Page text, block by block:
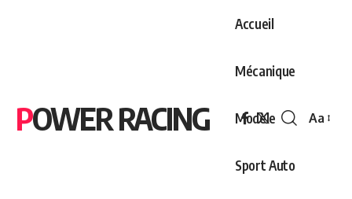
POWER RACING
Accueil
Mécanique
Modèle
Sport Auto
Font
Aa